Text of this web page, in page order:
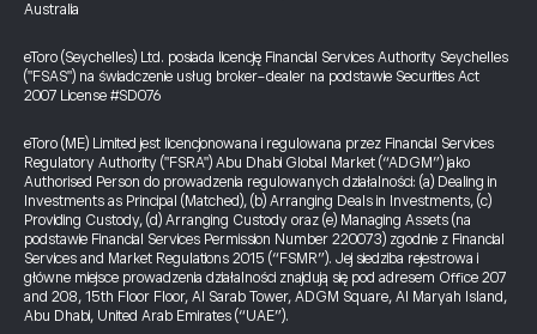
Australia
eToro (Seychelles) Ltd. posiada licencję Financial Services Authority Seychelles
("FSAS") na świadczenie usług broker-dealer na podstawie Securities Act
2007 License #SD076
eToro (ME) Limited jest licencjonowana i regulowana przez Financial Services
Regulatory Authority ("FSRA") Abu Dhabi Global Market (“ADGM”) jako
Authorised Person do prowadzenia regulowanych działalności: (a) Dealing in
Investments as Principal (Matched), (b) Arranging Deals in Investments, (c)
Providing Custody, (d) Arranging Custody oraz (e) Managing Assets (na
podstawie Financial Services Permission Number 220073) zgodnie z Financial
Services and Market Regulations 2015 (“FSMR”). Jej siedziba rejestrowa i
główne miejsce prowadzenia działalności znajdują się pod adresem Office 207
and 208, 15th Floor Floor, Al Sarab Tower, ADGM Square, Al Maryah Island,
Abu Dhabi, United Arab Emirates (“UAE”).